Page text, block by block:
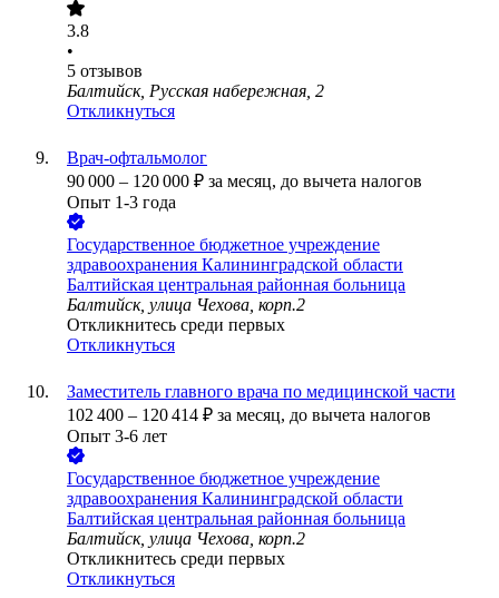
3.8
•
5 отзывов
Балтийск, Русская набережная, 2
Откликнуться
Врач-офтальмолог
90 000 – 120 000 ₽ за месяц, до вычета налогов
Опыт 1-3 года
Государственное бюджетное учреждение
здравоохранения Калининградской области
Балтийская центральная районная больница
Балтийск, улица Чехова, корп.2
Откликнитесь среди первых
Откликнуться
Заместитель главного врача по медицинской части
102 400 – 120 414 ₽ за месяц, до вычета налогов
Опыт 3-6 лет
Государственное бюджетное учреждение
здравоохранения Калининградской области
Балтийская центральная районная больница
Балтийск, улица Чехова, корп.2
Откликнитесь среди первых
Откликнуться